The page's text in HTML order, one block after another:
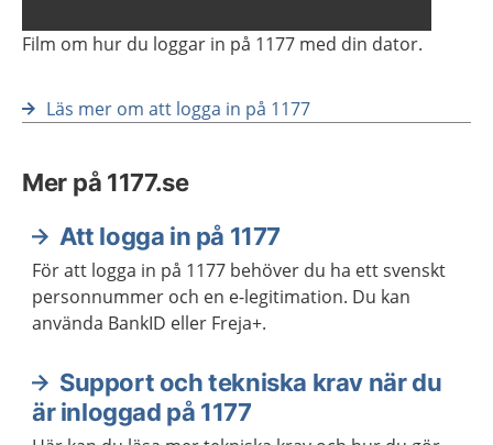
Film om hur du loggar in på 1177 med din dator.
Läs mer om att logga in på 1177
Mer på 1177.se
Att logga in på 1177
För att logga in på 1177 behöver du ha ett svenskt
personnummer och en e-legitimation. Du kan
använda BankID eller Freja+.
Support och tekniska krav när du
är inloggad på 1177